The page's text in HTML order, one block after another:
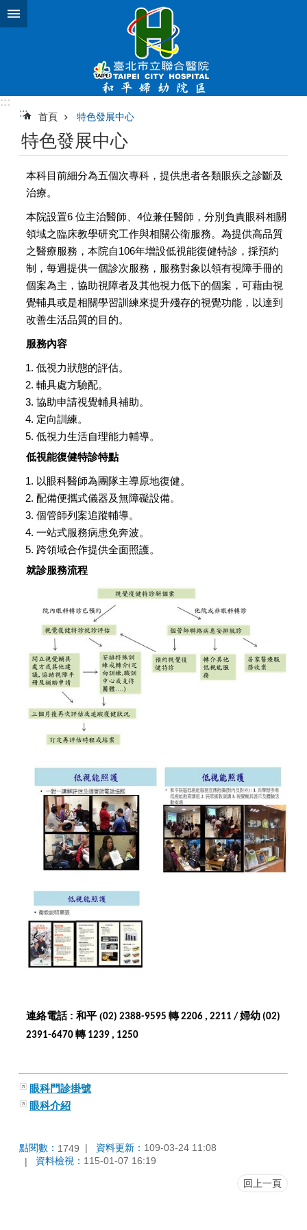
跳到主要內容區塊
:::
:::
首頁 特色發展中心
特色發展中心
本科目前細分為五個次專科，提供患者各類眼疾之診斷及
治療。
本院設置6 位主治醫師、4位兼任醫師，分別負責眼科相關
領域之臨床教學研究工作與相關公衛服務。為提供高品質
之醫療服務，本院自106年增設低視能復健特診，採預約
制，每週提供一個診次服務，服務對象以領有視障手冊的
個案為主，協助視障者及其他視力低下的個案，可藉由視
覺輔具或是相關學習訓練來提升殘存的視覺功能，以達到
改善生活品質的目的。
服務內容
低視力狀態的評估。
輔具處方驗配。
協助申請視覺輔具補助。
定向訓練。
低視力生活自理能力輔導。
低視能復健特診特點
以眼科醫師為團隊主導原地復健。
配備便攜式儀器及無障礙設備。
個管師列案追蹤輔導。
一站式服務病患免奔波。
跨領域合作提供全面照護。
就診服務流程
連絡電話: 和平 (02) 2388-9595 轉2206 , 2211 / 婦幼 (02)
2391-6470 轉1239 , 1250
眼科門診掛號
眼科介紹
點閱數： 1749 資料更新： 109-03-24 11:08
資料檢視： 115-01-07 16:19
回上一頁